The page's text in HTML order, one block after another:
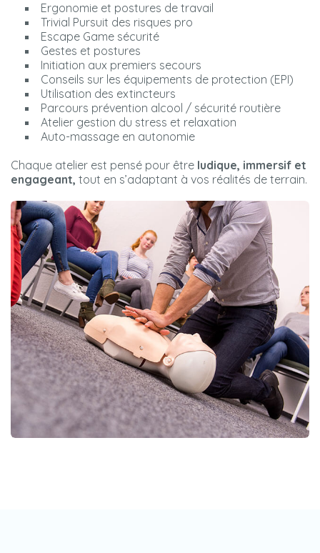
Ergonomie et postures de travail
Trivial Pursuit des risques pro
Escape Game sécurité
Gestes et postures
Initiation aux premiers secours
Conseils sur les équipements de protection (EPI)
Utilisation des extincteurs
Parcours prévention alcool / sécurité routière
Atelier gestion du stress et relaxation
Auto-massage en autonomie
Chaque atelier est pensé pour être ludique, immersif et
engageant, tout en s’adaptant à vos réalités de terrain.